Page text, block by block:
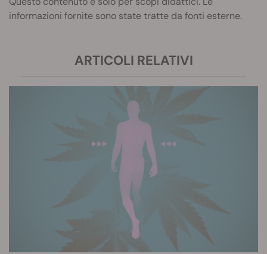
informazioni fornite sono state tratte da fonti esterne.
ARTICOLI RELATIVI